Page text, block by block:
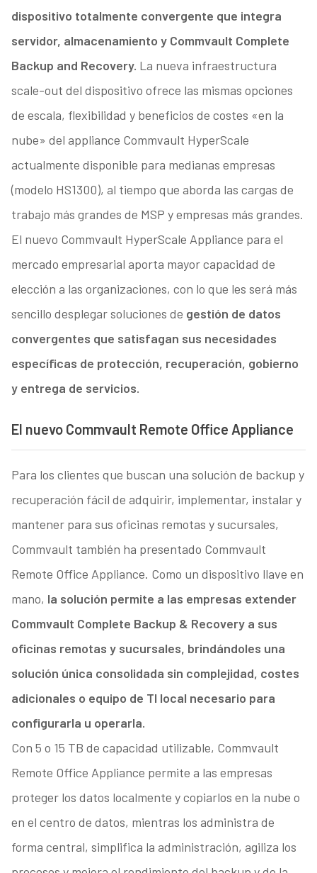
dispositivo totalmente convergente que integra
servidor, almacenamiento y Commvault Complete
Backup and Recovery. La nueva infraestructura
scale-out del dispositivo ofrece las mismas opciones
de escala, flexibilidad y beneficios de costes «en la
nube» del appliance Commvault HyperScale
actualmente disponible para medianas empresas
(modelo HS1300), al tiempo que aborda las cargas de
trabajo más grandes de MSP y empresas más grandes.
El nuevo Commvault HyperScale Appliance para el
mercado empresarial aporta mayor capacidad de
elección a las organizaciones, con lo que les será más
sencillo desplegar soluciones de gestión de datos
convergentes que satisfagan sus necesidades
específicas de protección, recuperación, gobierno
y entrega de servicios.
El nuevo Commvault Remote Office Appliance
Para los clientes que buscan una solución de backup y
recuperación fácil de adquirir, implementar, instalar y
mantener para sus oficinas remotas y sucursales,
Commvault también ha presentado Commvault
Remote Office Appliance. Como un dispositivo llave en
mano, la solución permite a las empresas extender
Commvault Complete Backup & Recovery a sus
oficinas remotas y sucursales, brindándoles una
solución única consolidada sin complejidad, costes
adicionales o equipo de TI local necesario para
configurarla u operarla.
Con 5 o 15 TB de capacidad utilizable, Commvault
Remote Office Appliance permite a las empresas
proteger los datos localmente y copiarlos en la nube o
en el centro de datos, mientras los administra de
forma central, simplifica la administración, agiliza los